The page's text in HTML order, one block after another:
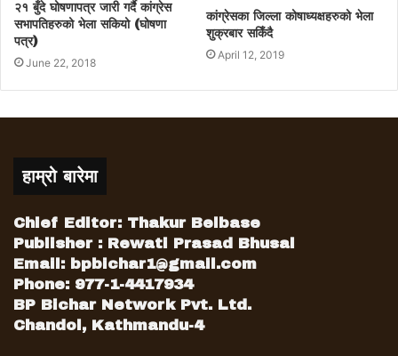
२१ बुँदे घोषणापत्र जारी गर्दै कांग्रेस
सभापतिहरुको भेला सकियो (घोषणा
पत्र)
June 22, 2018
कांग्रेसका जिल्ला कोषाध्यक्षहरुको भेला
शुक्रबार सकिँदै
April 12, 2019
हाम्रो बारेमा
Chief Editor: Thakur Belbase
Publisher : Rewati Prasad Bhusal
Email: bpbichar1@gmail.com
Phone: 977-1-4417934
BP Bichar Network Pvt. Ltd.
Chandol, Kathmandu-4